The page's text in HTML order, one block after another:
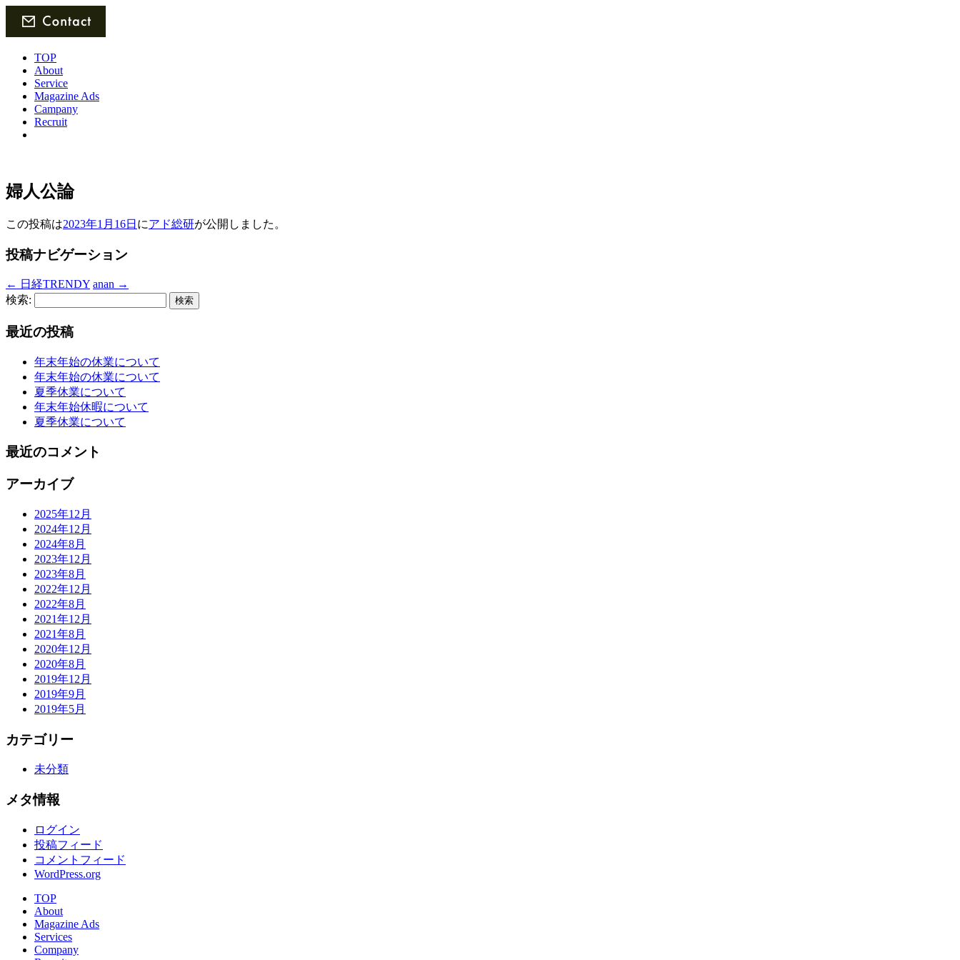
TOP
About
Service
Magazine Ads
Campany
Recruit
婦人公論
この投稿は2023年1月16日 にアド総研が公開しました 。
投稿ナビゲーション
← 日経TRENDY anan →
検索:
最近の投稿
年末年始の休業について
年末年始の休業について
夏季休業について
年末年始休暇について
夏季休業について
最近のコメント
アーカイブ
2025年12月
2024年12月
2024年8月
2023年12月
2023年8月
2022年12月
2022年8月
2021年12月
2021年8月
2020年12月
2020年8月
2019年12月
2019年9月
2019年5月
カテゴリー
未分類
メタ情報
ログイン
投稿フィード
コメントフィード
WordPress.org
TOP
About
Magazine Ads
Services
Company